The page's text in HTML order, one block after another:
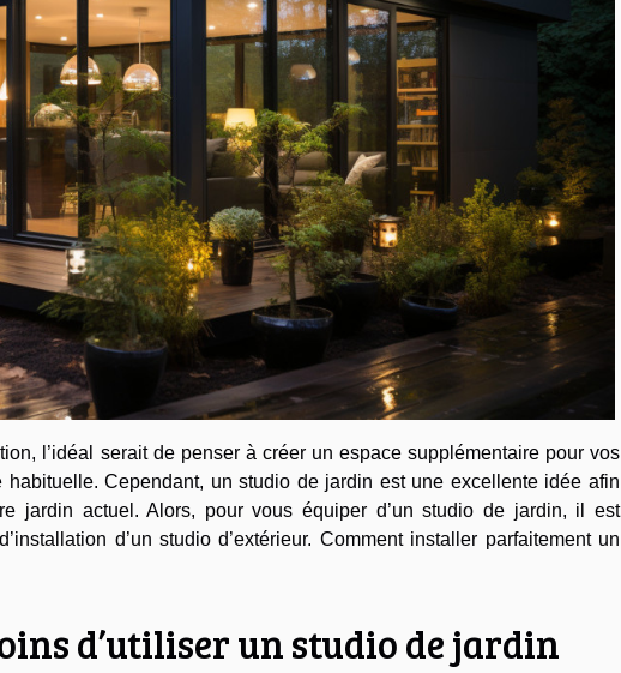
l’idéal serait de penser à créer un espace supplémentaire pour vos
Cependant, un studio de jardin est une excellente idée afin
jardin actuel. Alors, pour vous équiper d’un studio de jardin, il est
d’un studio d’extérieur. Comment installer parfaitement un
d’utiliser un studio de jardin